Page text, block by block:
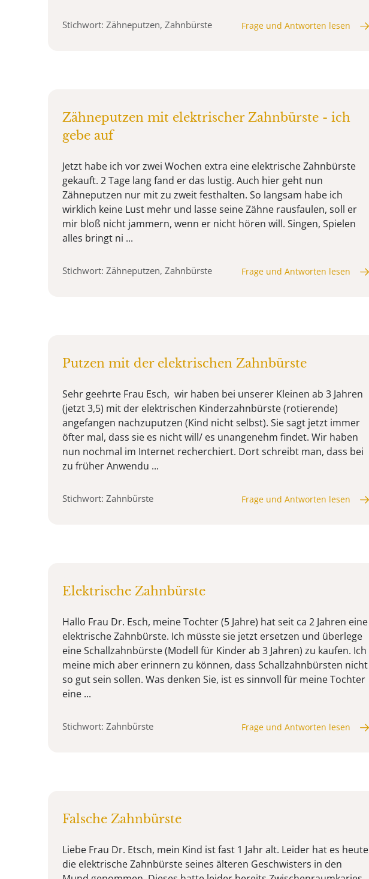
Stichwort: Zähneputzen, Zahnbürste Frage und Antworten lesen
Zähneputzen mit elektrischer Zahnbürste - ich
gebe auf
Jetzt habe ich vor zwei Wochen extra eine elektrische Zahnbürste
gekauft. 2 Tage lang fand er das lustig. Auch hier geht nun
Zähneputzen nur mit zu zweit festhalten. So langsam habe ich
wirklich keine Lust mehr und lasse seine Zähne rausfaulen, soll er
mir bloß nicht jammern, wenn er nicht hören will. Singen, Spielen
alles bringt ni ...
Stichwort: Zähneputzen, Zahnbürste Frage und Antworten lesen
Putzen mit der elektrischen Zahnbürste
Sehr geehrte Frau Esch, wir haben bei unserer Kleinen ab 3 Jahren
(jetzt 3,5) mit der elektrischen Kinderzahnbürste (rotierende)
angefangen nachzuputzen (Kind nicht selbst). Sie sagt jetzt immer
öfter mal, dass sie es nicht will/ es unangenehm findet. Wir haben
nun nochmal im Internet recherchiert. Dort schreibt man, dass bei
zu früher Anwendu ...
Stichwort: Zahnbürste Frage und Antworten lesen
Elektrische Zahnbürste
Hallo Frau Dr. Esch, meine Tochter (5 Jahre) hat seit ca 2 Jahren eine
elektrische Zahnbürste. Ich müsste sie jetzt ersetzen und überlege
eine Schallzahnbürste (Modell für Kinder ab 3 Jahren) zu kaufen. Ich
meine mich aber erinnern zu können, dass Schallzahnbürsten nicht
so gut sein sollen. Was denken Sie, ist es sinnvoll für meine Tochter
eine ...
Stichwort: Zahnbürste Frage und Antworten lesen
Falsche Zahnbürste
Liebe Frau Dr. Etsch, mein Kind ist fast 1 Jahr alt. Leider hat es heute
die elektrische Zahnbürste seines älteren Geschwisters in den